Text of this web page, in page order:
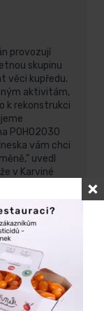
provozují
skupinu
věci kupředu.
aktivitám,
k rekonstrukci
POHO2030
vám chci
uvedl
v Karviné
nebo
Nabízeli
kávu,
“Trvalo to,
naučit,
a docenili
jako